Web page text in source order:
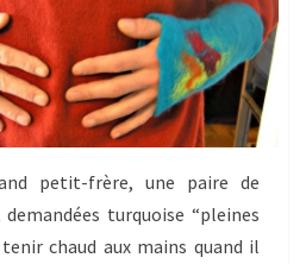
petit-frère, une paire de
turquoise “pleines
chaud aux mains quand il